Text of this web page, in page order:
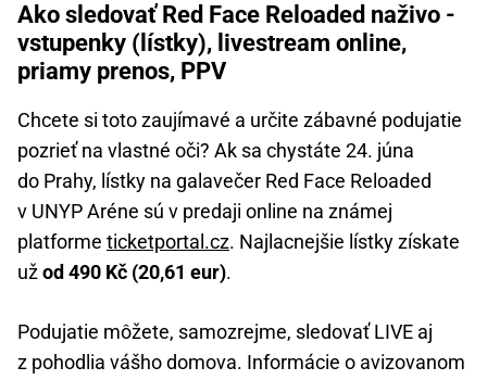
Ako sledovať Red Face Reloaded naživo -
vstupenky (lístky), livestream online,
priamy prenos, PPV
Chcete si toto zaujímavé a určite zábavné podujatie
pozrieť na vlastné oči? Ak sa chystáte 24. júna
do Prahy, lístky na galavečer Red Face Reloaded
v UNYP Aréne sú v predaji online na známej
platforme ticketportal.cz. Najlacnejšie lístky získate
užod 490 Kč (20,61 eur).
Podujatie môžete, samozrejme, sledovať LIVE aj
z pohodlia vášho domova. Informácie o avizovanom